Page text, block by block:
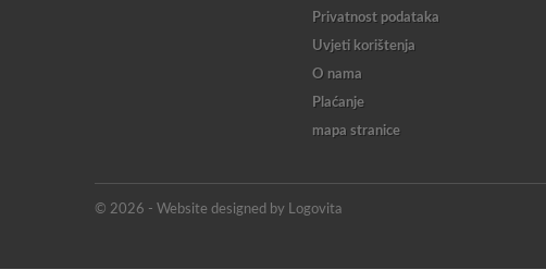
Privatnost podataka
Uvjeti korištenja
O nama
Plaćanje
mapa stranice
© 2026 - Website designed by Logovita